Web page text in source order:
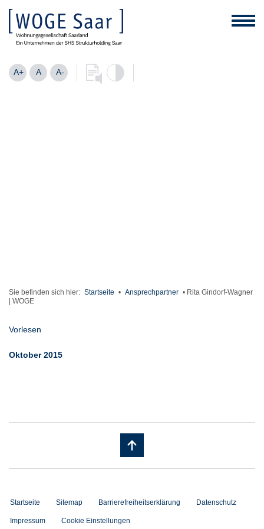
A+ A A-
Sie befinden sich hier: Startseite • Ansprechpartner • Rita Gindorf-Wagner
| WOGE
Vorlesen
Oktober 2015
Startseite Sitemap Barrierefreiheitserklärung Datenschutz
Impressum Cookie Einstellungen